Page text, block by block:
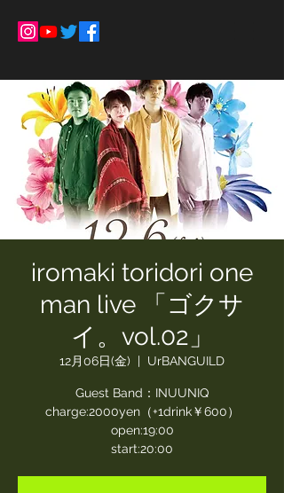
iromaki toridori one
man live 「ゴクサ
イ。vol.02」
12月06日(金)
  |
UrBANGUILD
Guest Band：INUUNIQ
charge:2000yen（+1drink￥600）
open:19:00
start:20:00